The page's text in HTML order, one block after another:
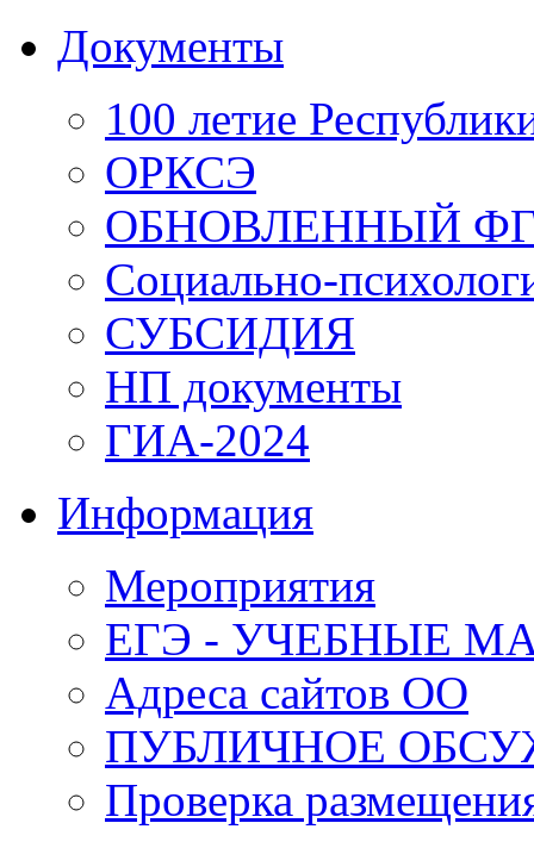
Документы
100 летие
ОРКСЭ
ОБНОВЛЕННЫЙ
Социально-
СУБСИДИЯ
НП документы
ГИА-2024
Информация
Мероприятия
ЕГЭ - УЧЕБНЫЕ
Адреса сайтов ОО
ПУБЛИЧНОЕ
Проверка